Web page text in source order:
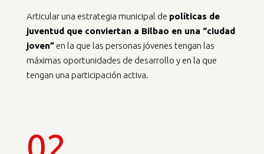
Articular una estrategia municipal de políticas de
juventud que conviertan a Bilbao en una “ciudad
joven” en la que las personas jóvenes tengan las
máximas oportunidades de desarrollo y en la que
tengan una participación activa.